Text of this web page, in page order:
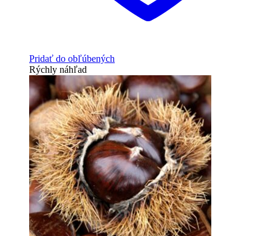
Pridať do obľúbených
Rýchly náhľad